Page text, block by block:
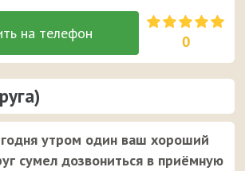
0
утром один ваш хороший
сумел дозвониться в приёмную